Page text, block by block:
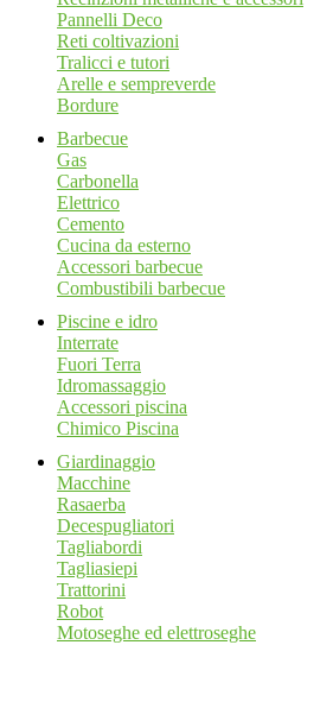
Pannelli Deco
Reti coltivazioni
Tralicci e tutori
Arelle e sempreverde
Bordure
Barbecue
Gas
Carbonella
Elettrico
Cemento
Cucina da esterno
Accessori barbecue
Combustibili barbecue
Piscine e idro
Interrate
Fuori Terra
Idromassaggio
Accessori piscina
Chimico Piscina
Giardinaggio
Macchine
Rasaerba
Decespugliatori
Tagliabordi
Tagliasiepi
Trattorini
Robot
Motoseghe ed elettroseghe